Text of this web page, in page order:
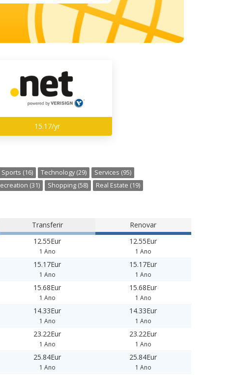
15.17/yr
Sports (16) Technology (29)
Services (95)
(31) Shopping (58)
Real Estate (19)
Transferir Renovar
12.55Eur
1 Ano
12.55Eur
1 Ano
15.17Eur
1 Ano
15.17Eur
1 Ano
15.68Eur
1 Ano
15.68Eur
1 Ano
14.33Eur
1 Ano
14.33Eur
1 Ano
23.22Eur
1 Ano
23.22Eur
1 Ano
25.84Eur
1 Ano
25.84Eur
1 Ano